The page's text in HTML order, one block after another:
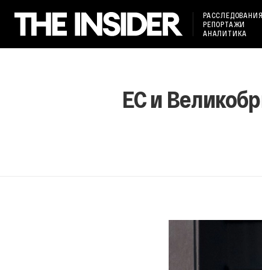
РАССЛЕДОВАНИЯ
РЕПОРТАЖИ
АНАЛИТИКА
ЕС и